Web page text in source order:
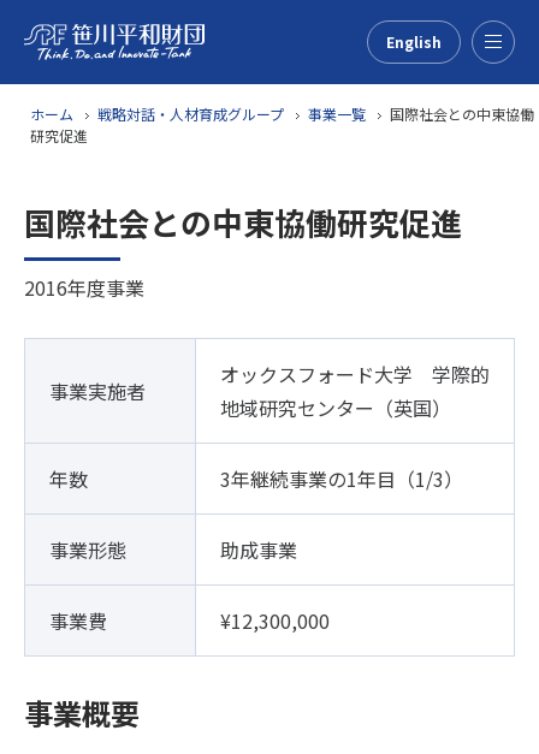
English
ホーム 戦略対話・人材育成グループ 事業一覧
国際社会との中東協働
研究促進
国際社会との中東協働研究促進
2016年度事業
事業実施者
オックスフォード大学 学際的
地域研究センター（英国）
年数 3年継続事業の1年目（1/3）
事業形態 助成事業
事業費 ¥12,300,000
事業概要